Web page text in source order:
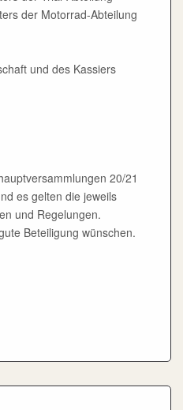
der Motorrad-Abteilung
und des Kassiers
20/21
es gelten die jeweils
und Regelungen.
Beteiligung wünschen.